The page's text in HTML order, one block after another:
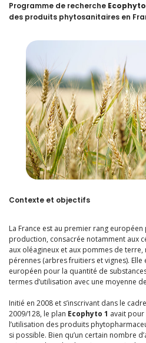
Programme de recherche
des produits phytosanitaires en
Contexte et objectifs
La France est au premier rang
production, consacrée notamment aux
aux oléagineux et aux pommes de terre,
pérennes (arbres fruitiers et vignes). Elle
européen pour la quantité de
termes d’utilisation avec une moyenne
Initié en 2008 et s’inscrivant dans le
2009/128, le plan Ecophyto 1 avait
l’utilisation des produits
si possible. Bien qu’un certain nombre